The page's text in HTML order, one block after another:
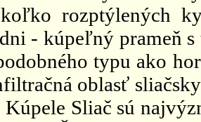
rozptýlených
- kúpeľný prameň
typu ako
oblasť
Sliač sú